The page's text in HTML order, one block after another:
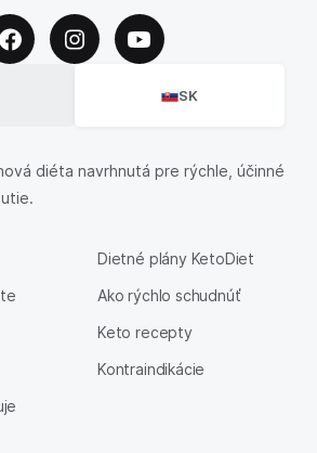
SK
diéta navrhnutá pre rýchle, účinné
Dietné plány KetoDiet
Ako rýchlo schudnúť
Keto recepty
Kontraindikácie